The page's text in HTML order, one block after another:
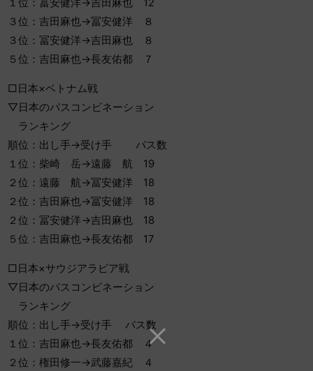
１位：冨安健洋→吉田麻也 12
３位：吉田麻也→冨安健洋 ８
３位：冨安健洋→吉田麻也 ８
５位：吉田麻也→長友佑都 ７
□日本×ベトナム戦
▽日本のパスコンビネーション
ランキング
順位：出し手→受け手 パス数
１位：柴崎 岳→遠藤 航 19
２位：遠藤 航→冨安健洋 18
２位：吉田麻也→冨安健洋 18
２位：冨安健洋→吉田麻也 18
５位：吉田麻也→長友佑都 17
□日本×サウジアラビア戦
▽日本のパスコンビネーション
ランキング
順位：出し手→受け手 パス数
１位：吉田麻也→長友佑都 ４
２位：権田修一→武藤嘉紀 ４